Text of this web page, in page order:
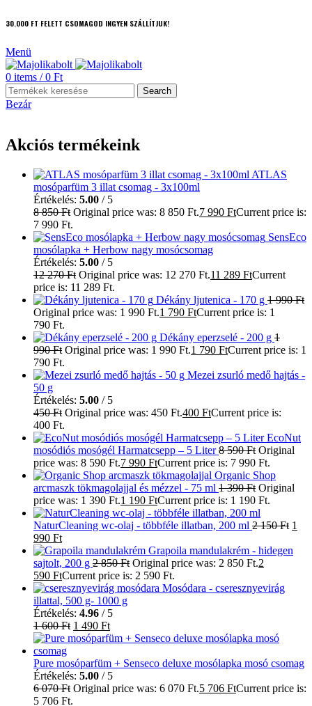
30.000 FT FELETT CSOMAGOD INGYEN SZÁLLÍTJUK!
Menü
0 items / 0 Ft
Search
Bezár
Akciós termékeink
ATLAS
mosóparfüm 3 illat csomag - 3x100ml
Értékelés: 5.00 / 5
8 850Ft Original price was: 8 850 Ft.7 990 FtCurrent price is:
7 990 Ft.
SensEco
mosólapka + Herbow nagy mosócsomag
Értékelés: 5.00 / 5
12 270Ft Original price was: 12 270 Ft.11 289 FtCurrent
price is: 11 289 Ft.
Dékány ljutenica - 170 g 1 990Ft
Original price was: 1 990 Ft.1 790 FtCurrent price is: 1
790 Ft.
Dékány eperzselé - 200 g 1
990Ft Original price was: 1 990 Ft.1 790 FtCurrent price is: 1
790 Ft.
Mezei zsurló medő hajtás -
50 g
Értékelés: 5.00 / 5
450Ft Original price was: 450 Ft.400 FtCurrent price is:
400 Ft.
EcoNut
mosódiós mosógél Harmatcsepp – 5 Liter8 590Ft Original
price was: 8 590 Ft.7 990 FtCurrent price is: 7 990 Ft.
Organic Shop
arcmaszk tökmagolajjal és mézzel - 75 ml 1 390Ft Original
price was: 1 390 Ft.1 190 FtCurrent price is: 1 190 Ft.
NaturCleaning wc-olaj - többféle illatban, 200 ml 2 150Ft 1
990 Ft
Grapoila mandulakrém - hidegen
sajtolt, 200 g 2 850Ft Original price was: 2 850 Ft.2
590 FtCurrent price is: 2 590 Ft.
Mosódara - cseresznyevirág
illattal, 500 g- 1000 g
Értékelés: 4.96 / 5
1 600Ft 1 490 Ft
Pure mosóparfüm + Senseco deluxe mosólapka mosó csomag
Értékelés: 5.00 / 5
6 070Ft Original price was: 6 070 Ft.5 706 FtCurrent price is:
5 706 Ft.